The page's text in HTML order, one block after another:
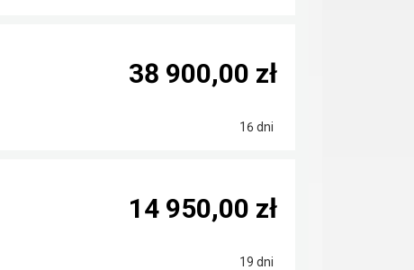
16 dni
38 900,00 zł
19 dni
14 950,00 zł